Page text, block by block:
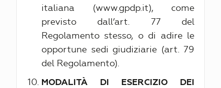
italiana (www.gpdp.it), come
previsto dall’art. 77 del
Regolamento stesso, o di adire le
opportune sedi giudiziarie (art. 79
del Regolamento).
MODALITÀ DI ESERCIZIO DEI